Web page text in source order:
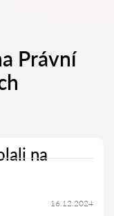
Právní
na
16.12.2024